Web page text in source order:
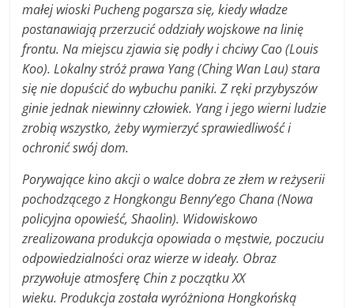
małej wioski Pucheng pogarsza się, kiedy władze
postanawiają przerzucić oddziały wojskowe na linię
frontu. Na miejscu zjawia się podły i chciwy Cao (Louis
Koo). Lokalny stróż prawa Yang (Ching Wan Lau) stara
się nie dopuścić do wybuchu paniki. Z ręki przybyszów
ginie jednak niewinny człowiek. Yang i jego wierni ludzie
zrobią wszystko, żeby wymierzyć sprawiedliwość i
ochronić swój dom.
Porywające kino akcji o walce dobra ze złem w reżyserii
pochodzącego z Hongkongu Benny’ego Chana (Nowa
policyjna opowieść, Shaolin). Widowiskowo
zrealizowana produkcja opowiada o męstwie, poczuciu
odpowiedzialności oraz wierze w ideały. Obraz
przywołuje atmosferę Chin z początku XX
wieku. Produkcja została wyróżniona Hongkońską